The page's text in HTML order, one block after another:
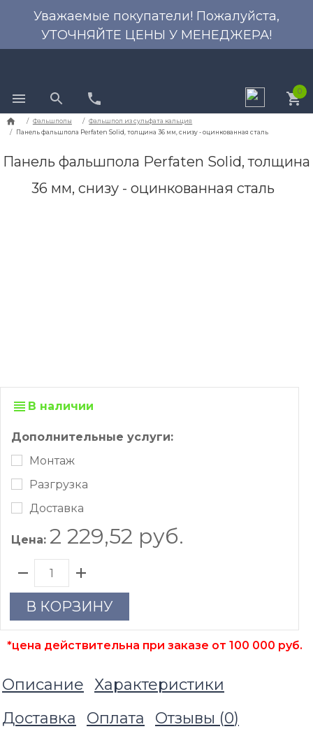
Уважаемые покупатели! Пожалуйста,
УТОЧНЯЙТЕ ЦЕНЫ У МЕНЕДЖЕРА!
0
Фальшполы Фальшпол из сульфата
Панель фальшпола Perfaten Solid, толщина
36 мм, снизу - оцинкованная сталь
В наличии
Дополнительные услуги:
Монтаж
Разгрузка
Доставка
Цена: 2 229,52 руб.
В КОРЗИНУ
*цена действительна при заказе от 100 000 руб.
Описание Характеристики
Доставка
Оплата Отзывы (0)